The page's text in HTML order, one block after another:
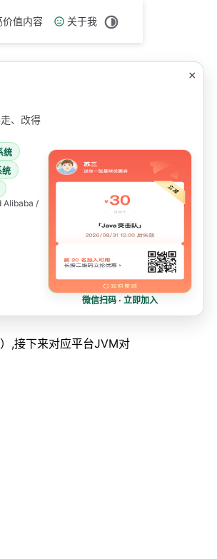
价值内容 关于我
,接下来对应平台JVM对
×
、改得
统
Alibaba /
微信扫码 · 立即加入